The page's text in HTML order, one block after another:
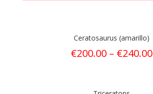
Ceratosaurus (amarillo)
€200.00– €240.00